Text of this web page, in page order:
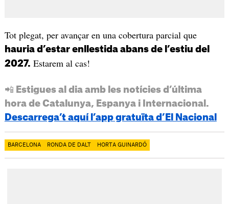
Tot plegat, per avançar en una cobertura parcial que
hauria d’estar enllestida abans de l’estiu del
2027. Estarem al cas!
📲 Estigues al dia amb les notícies d’última
hora de Catalunya, Espanya i Internacional.
Descarrega’t aquí l’app gratuïta d’El Nacional
BARCELONA RONDA DE DALT HORTA GUINARDÓ